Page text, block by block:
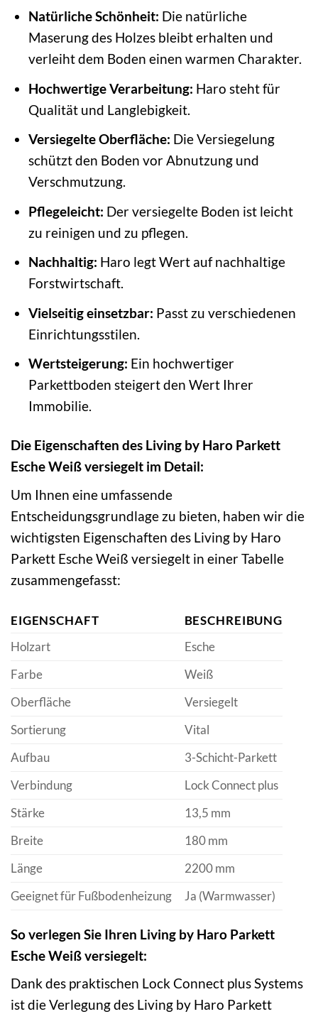
Natürliche Schönheit: Die natürliche
Maserung des Holzes bleibt erhalten und
verleiht dem Boden einen warmen Charakter.
Hochwertige Verarbeitung: Haro steht für
Qualität und Langlebigkeit.
Versiegelte Oberfläche: Die Versiegelung
schützt den Boden vor Abnutzung und
Verschmutzung.
Pflegeleicht: Der versiegelte Boden ist leicht
zu reinigen und zu pflegen.
Nachhaltig: Haro legt Wert auf nachhaltige
Forstwirtschaft.
Vielseitig einsetzbar: Passt zu verschiedenen
Einrichtungsstilen.
Wertsteigerung: Ein hochwertiger
Parkettboden steigert den Wert Ihrer
Immobilie.
Die Eigenschaften des Living by Haro Parkett
Esche Weiß versiegelt im Detail:
Um Ihnen eine umfassende
Entscheidungsgrundlage zu bieten, haben wir die
wichtigsten Eigenschaften des Living by Haro
Parkett Esche Weiß versiegelt in einer Tabelle
zusammengefasst:
EIGENSCHAFT
BESCHREIBUNG
Holzart
Esche
Farbe
Weiß
Oberfläche
Versiegelt
Sortierung
Vital
Aufbau
3-Schicht-Parkett
Verbindung
Lock Connect plus
Stärke
13,5 mm
Breite
180 mm
Länge
2200 mm
Geeignet für Fußbodenheizung
Ja (Warmwasser)
So verlegen Sie Ihren Living by Haro Parkett
Esche Weiß versiegelt:
Dank des praktischen Lock Connect plus Systems
ist die Verlegung des Living by Haro Parkett